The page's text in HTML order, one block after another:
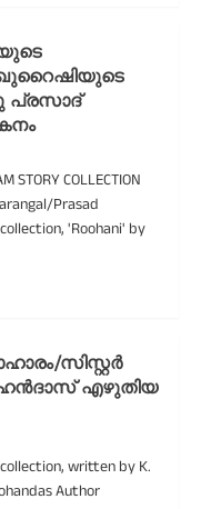
പ്രസാദ്
STORY COLLECTION
Prasad
'Roohani' by
സിസ്റ്റർ
എഴുതിയ
written by K.
Author